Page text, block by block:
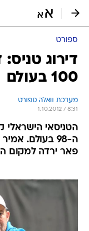
ספורט
דירוג
100 בעולם
מערכת וואלה ספורט
1.10.2012 / 8:31
הטניסאי
פאר ירדה למקום ה-